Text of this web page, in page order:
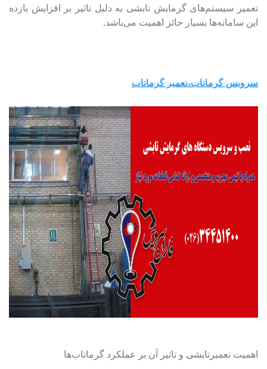
تعمیر سیستم‌های گرمایش تابشی به دلیل تاثیر بر افزایش بازده
این سامانه‌ها بسیار حائز اهمیت می‌باشد.
سرویس گرماتاب،تعمیر گرماتاب
اهمیت تعمیرتابشی و تاثیر آن بر عملکرد گرماتاب‌ها